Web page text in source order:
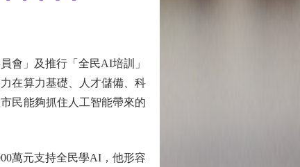
」及推行「全民AI培訓」
在算力基礎、人才儲備、科
民能夠抓住人工智能帶來的
萬元支持全民學AI，他形容